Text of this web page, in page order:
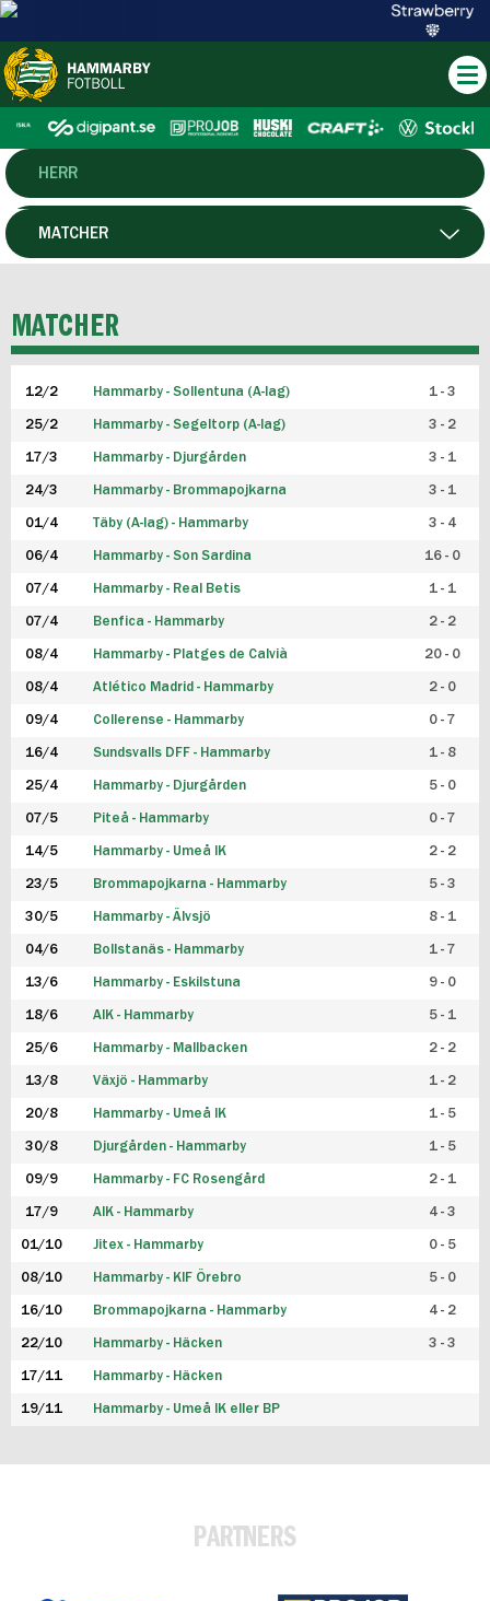
HERR
DAM
P19
F19
FUTSAL HERR
FUTSAL DAM
MATCHER
MATCHER
12/2 Hammarby - Sollentuna (A-lag) 1 - 3
25/2 Hammarby - Segeltorp (A-lag) 3 - 2
17/3 Hammarby - Djurgården 3 - 1
24/3 Hammarby - Brommapojkarna 3 - 1
01/4 Täby (A-lag) - Hammarby 3 - 4
06/4 Hammarby - Son Sardina 16 - 0
07/4 Hammarby - Real Betis 1 - 1
07/4 Benfica - Hammarby 2 - 2
08/4 Hammarby - Platges de Calvià 20 - 0
08/4 Atlético Madrid - Hammarby 2 - 0
09/4 Collerense - Hammarby 0 - 7
16/4 Sundsvalls DFF - Hammarby 1 - 8
25/4 Hammarby - Djurgården 5 - 0
07/5 Piteå - Hammarby 0 - 7
14/5 Hammarby - Umeå IK 2 - 2
23/5 Brommapojkarna - Hammarby 5 - 3
30/5 Hammarby - Älvsjö 8 - 1
04/6 Bollstanäs - Hammarby 1 - 7
13/6 Hammarby - Eskilstuna 9 - 0
18/6 AIK - Hammarby 5 - 1
25/6 Hammarby - Mallbacken 2 - 2
13/8 Växjö - Hammarby 1 - 2
20/8 Hammarby - Umeå IK 1 - 5
30/8 Djurgården - Hammarby 1 - 5
09/9 Hammarby - FC Rosengård 2 - 1
17/9 AIK - Hammarby 4 - 3
01/10 Jitex - Hammarby 0 - 5
08/10 Hammarby - KIF Örebro 5 - 0
16/10 Brommapojkarna - Hammarby 4 - 2
22/10 Hammarby - Häcken 3 - 3
17/11 Hammarby - Häcken
19/11 Hammarby - Umeå IK eller BP
PARTNERS